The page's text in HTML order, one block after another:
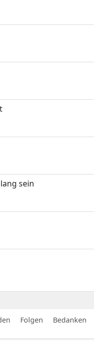
sein
Folgen Bedanken